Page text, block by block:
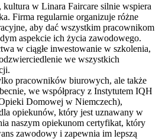
w Linara Faircare silnie wspiera
Firma regularnie organizuje różne
aby dać wszystkim pracownikom
aspekcie ich życia zawodowego.
w ciągłe inwestowanie w szkolenia,
we wszystkich
pracowników biurowych, ale także
we współpracy z Instytutem IQH
Domowej w Niemczech),
opiekunów, który jest uznawany w
naszym opiekunom certyfikat, który
zawodowy i zapewnia im lepszą